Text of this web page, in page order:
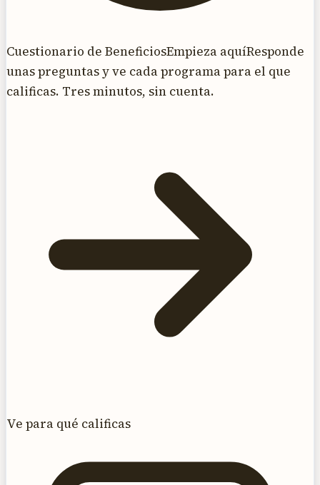
Cuestionario de BeneficiosEmpieza aquíResponde
unas preguntas y ve cada programa para el que
calificas. Tres minutos, sin cuenta.
Ve para qué calificas